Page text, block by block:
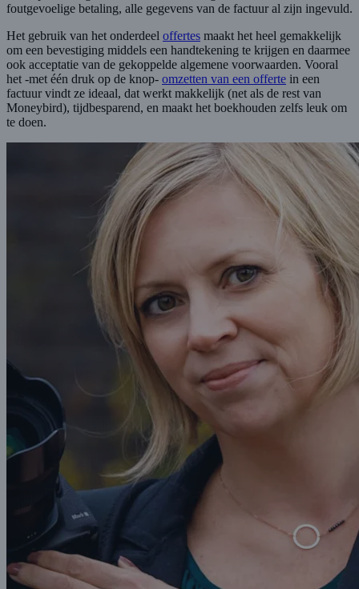
foutgevoelige betaling, alle gegevens van de factuur al zijn ingevuld.
Het gebruik van het onderdeel offertes maakt het heel gemakkelijk
om een bevestiging middels een handtekening te krijgen en daarmee
ook acceptatie van de gekoppelde algemene voorwaarden. Vooral
het -met één druk op de knop- omzetten van een offerte in een
factuur vindt ze ideaal, dat werkt makkelijk (net als de rest van
Moneybird), tijdbesparend, en maakt het boekhouden zelfs leuk om
te doen.